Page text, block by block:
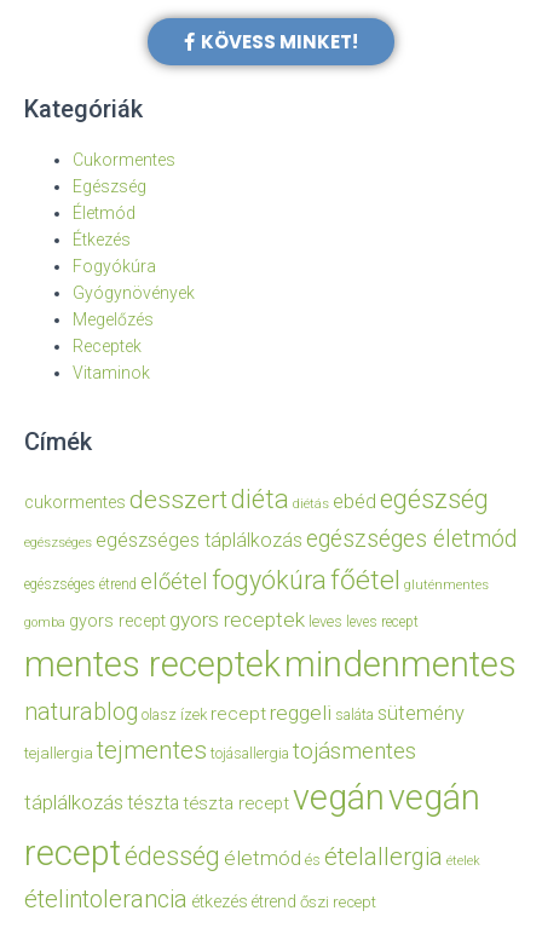
KÖVESS MINKET!
Kategóriák
Cukormentes
Egészség
Életmód
Étkezés
Fogyókúra
Gyógynövények
Megelőzés
Receptek
Vitaminok
Címék
cukormentes desszertdiéta diétás ebéd egészség
egészséges egészséges táplálkozás egészséges életmód
egészséges étrend előétel fogyókúrafőétel gluténmentes
gomba gyors recept gyors receptek leves leves recept
mentes receptekmindenmentes
naturablog olasz ízek recept reggeli saláta sütemény
tejallergia tejmentes tojásallergia tojásmentes
táplálkozás tészta tészta receptvegánvegán
receptédesség életmód és ételallergia ételek
ételintolerancia étkezés étrend őszi recept